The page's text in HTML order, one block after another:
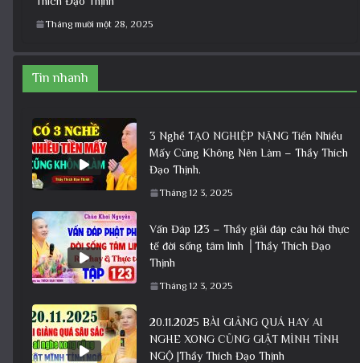
Tháng mười một 28, 2025
Tin nhanh
3 Nghề TẠO NGHIỆP NẶNG Tiền Nhiều
Mấy Cũng Không Nên Làm – Thầy Thích
Đạo Thịnh.
Tháng 12 3, 2025
Vấn Đáp 123 – Thầy giải đáp câu hỏi thực
tế đời sống tâm linh │Thầy Thích Đạo
Thịnh
Tháng 12 3, 2025
20.11.2025 BÀI GIẢNG QUÁ HAY AI
NGHE XONG CŨNG GIẬT MÌNH TỈNH
NGỘ |Thầy Thích Đạo Thịnh